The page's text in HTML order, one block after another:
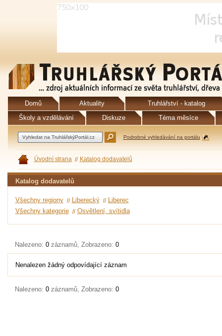
Domů Aktuality
Truhlářství - katalog
Školy a vzdělávání
Diskuze Téma měsíce
Podrobné vyhledávání na portálu
Úvodní strana Katalog dodavatelů
Katalog dodavatelů
Všechny regiony Liberecký
Liberec
Všechny kategorie
Osvětlení, svítidla
Nalezeno: 0 záznamů, Zobrazeno: 0
Nenalezen žádný odpovídající záznam
Nalezeno: 0 záznamů, Zobrazeno: 0